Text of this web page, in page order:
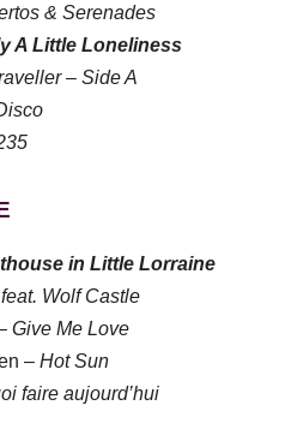
& Serenades
A Little Loneliness
– Side A
in Little Lorraine
Wolf Castle
Give Me Love
–Hot Sun
faire aujourd’hui